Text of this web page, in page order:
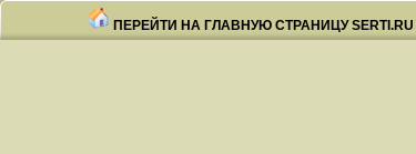
ПЕРЕЙТИ НА ГЛАВНУЮ СТРАНИЦУ SERTI.RU